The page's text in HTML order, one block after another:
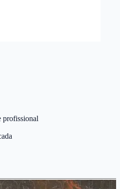
profissional